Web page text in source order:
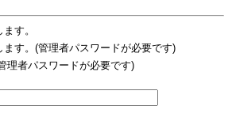
す。
ます。(管理者パスワードが必要です)
理者パスワードが必要です)